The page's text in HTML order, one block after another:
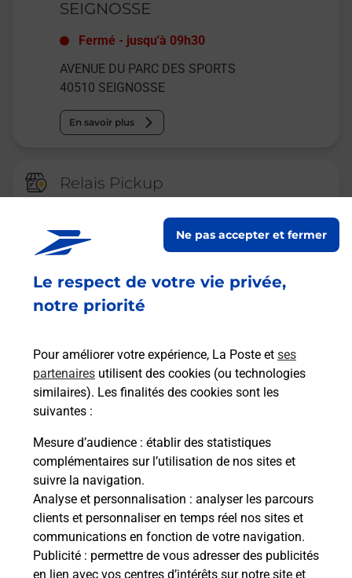
Le respect de votre vie privée,
notre priorité
Pour améliorer votre expérience, La Poste et ses
partenaires utilisent des cookies (ou technologies
similaires). Les finalités des cookies sont les
suivantes :
Mesure d’audience : établir des statistiques
complémentaires sur l’utilisation de nos sites et
suivre la navigation.
Analyse et personnalisation : analyser les parcours
clients et personnaliser en temps réel nos sites et
communications en fonction de votre navigation.
Publicité : permettre de vous adresser des publicités
en lien avec vos centres d’intérêts sur notre site et
Ne pas accepter et fermer
SEIGNOSSE
Fermé - jusqu'à 09h30
AVENUE DU PARC DES SPORTS
40510 SEIGNOSSE
En savoir plus
Relais Pickup
CONSIGNE PICKUP LAVAGEOKI
jusqu'à 23h59
1 IMPASSE DE LA LANDE
40510 SEIGNOSSE
Malin !
La Poste
en ligne
Ouvert 24h/24
En savoir plus